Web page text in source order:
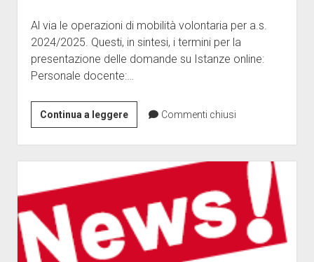
Al via le operazioni di mobilità volontaria per a.s.
2024/2025. Questi, in sintesi, i termini per la
presentazione delle domande su Istanze online:
Personale docente:…
Continua a leggereMobilità
2024_2025
–
Assistenza
Commenti chiusi